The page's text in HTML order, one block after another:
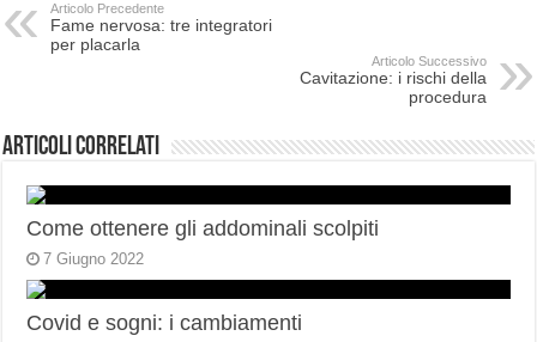
Articolo Precedente
Fame nervosa: tre integratori
per placarla
Articolo Successivo
Cavitazione: i rischi della
procedura
Articoli correlati
Come ottenere gli addominali scolpiti
7 Giugno 2022
Covid e sogni: i cambiamenti